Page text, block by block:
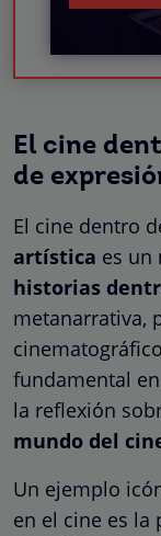
El cine
de
El cine dentro
artística es un
historias
metanarrativa,
fundamental
la reflexión
mundo del
Un ejemplo
en el cine es